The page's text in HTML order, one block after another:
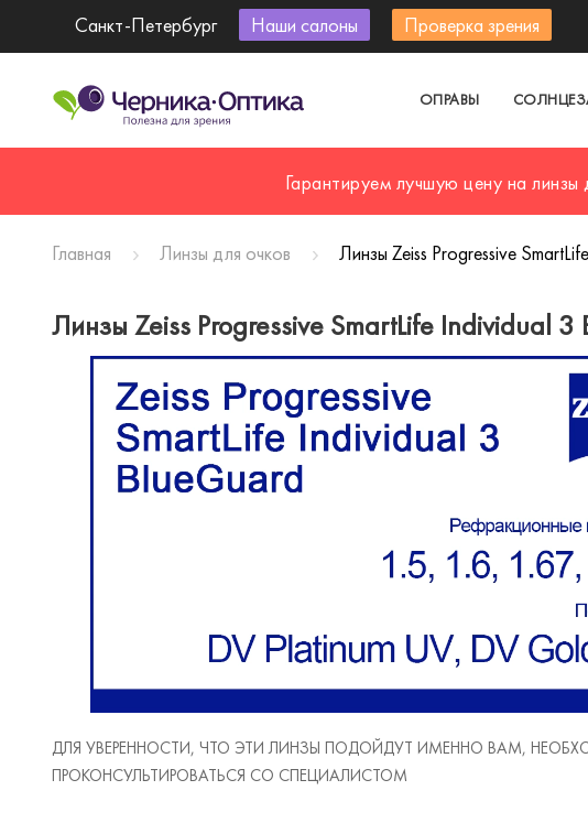
Санкт-Петербург Наши салоны Проверка зрения
ОПРАВЫ
Гарантируем лучшую цену на
Главная Линзы для очков Линзы Zeiss Progressive
Линзы Zeiss Progressive SmartLife Individual 3
ДЛЯ УВЕРЕННОСТИ, ЧТО ЭТИ ЛИНЗЫ ПОДОЙДУТ ИМЕННО ВАМ,
ПРОКОНСУЛЬТИРОВАТЬСЯ СО СПЕЦИАЛИСТОМ